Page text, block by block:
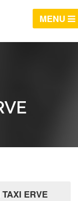
MENU
ERVE